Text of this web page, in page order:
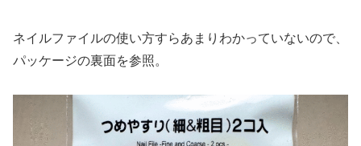
ネイルファイルの使い方すらあまりわかっていないので、
パッケージの裏面を参照。